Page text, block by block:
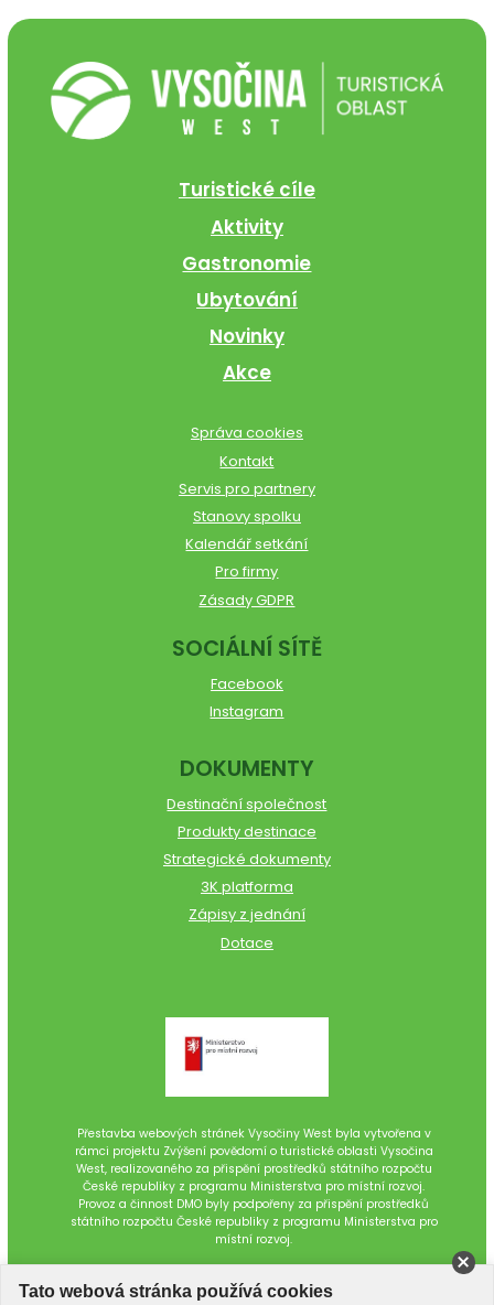
Turistické cíle
Aktivity
Gastronomie
Ubytování
Novinky
Akce
Správa cookies
Kontakt
Servis pro partnery
Stanovy spolku
Kalendář setkání
Pro firmy
Zásady GDPR
SOCIÁLNÍ SÍTĚ
Facebook
Instagram
DOKUMENTY
Destinační společnost
Produkty destinace
Strategické dokumenty
3K platforma
Zápisy z jednání
Dotace
Přestavba webových stránek Vysočiny West byla vytvořena v
rámci projektu Zvýšení povědomí o turistické oblasti Vysočina
West, realizovaného za přispění prostředků státního rozpočtu
České republiky z programu Ministerstva pro místní rozvoj.
Provoz a činnost DMO byly podpořeny za přispění prostředků
státního rozpočtu České republiky z programu Ministerstva pro
místní rozvoj.
Tato webová stránka používá cookies